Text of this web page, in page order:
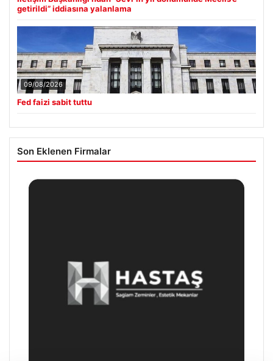
getirildi” iddiasına yalanlama
09/08/2026
Fed faizi sabit tuttu
Son Eklenen Firmalar